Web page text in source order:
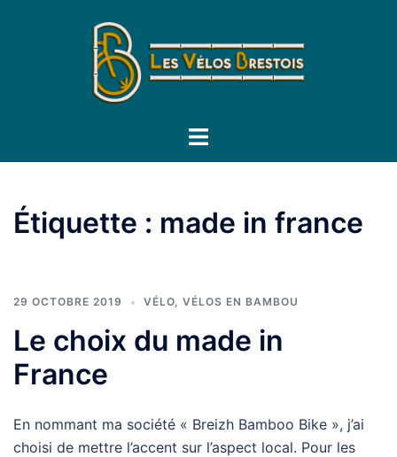
Ouvrir/fermer
Étiquette : made in france
29 OCTOBRE 2019 VÉLO, VÉLOS EN BAMBOU
Le choix du made in
France
En nommant ma société « Breizh Bamboo Bike », j’ai
choisi de mettre l’accent sur l’aspect local. Pour les